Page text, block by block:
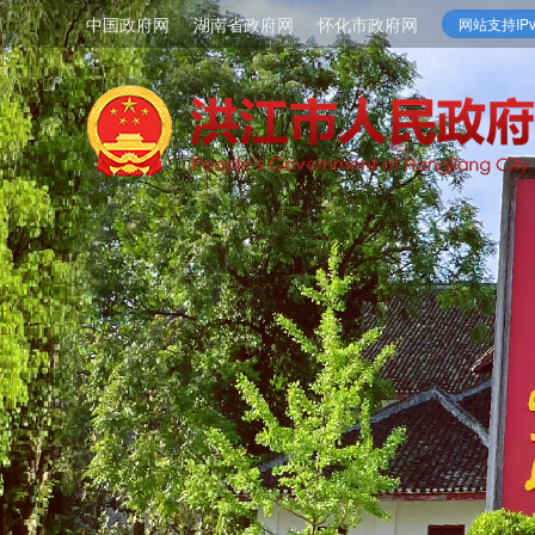
中国政府网 湖南省政府网 怀化市政府网 网站支持